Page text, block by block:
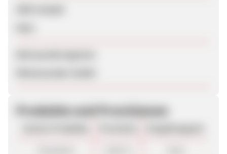
Produkte und Provisionen